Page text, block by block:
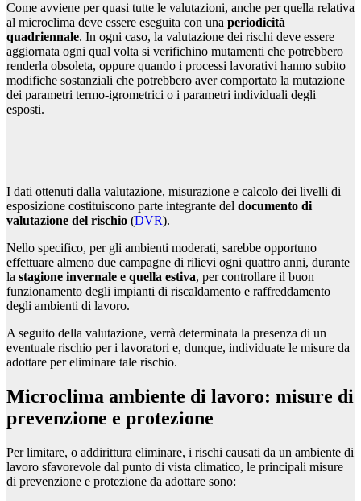
Come avviene per quasi tutte le valutazioni, anche per quella relativa
al microclima deve essere eseguita con una periodicità
quadriennale. In ogni caso, la valutazione dei rischi deve essere
aggiornata ogni qual volta si verifichino mutamenti che potrebbero
renderla obsoleta, oppure quando i processi lavorativi hanno subito
modifiche sostanziali che potrebbero aver comportato la mutazione
dei parametri termo-igrometrici o i parametri individuali degli
esposti.
I dati ottenuti dalla valutazione, misurazione e calcolo dei livelli di
esposizione costituiscono parte integrante del documento di
valutazione del rischio (DVR).
Nello specifico, per gli ambienti moderati, sarebbe opportuno
effettuare almeno due campagne di rilievi ogni quattro anni, durante
la stagione invernale e quella estiva, per controllare il buon
funzionamento degli impianti di riscaldamento e raffreddamento
degli ambienti di lavoro.
A seguito della valutazione, verrà determinata la presenza di un
eventuale rischio per i lavoratori e, dunque, individuate le misure da
adottare per eliminare tale rischio.
Microclima ambiente di lavoro: misure di
prevenzione e protezione
Per limitare, o addirittura eliminare, i rischi causati da un ambiente di
lavoro sfavorevole dal punto di vista climatico, le principali misure
di prevenzione e protezione da adottare sono: